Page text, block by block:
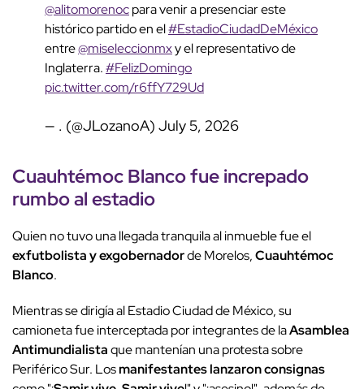
@alitomorenocpara venir a presenciar este
histórico partido en el#EstadioCiudadDeMéxico
entre@miseleccionmxy el representativo de
Inglaterra.#FelizDomingo
pic.twitter.com/r6ffY729Ud
— . (@JLozanoA) July 5, 2026
Cuauhtémoc Blancofue increpado
rumbo al estadio
Quien no tuvo una llegada tranquila al inmueble fue el
exfutbolista y exgobernadorde Morelos,Cuauhtémoc
Blanco.
Mientras se dirigía al Estadio Ciudad de México, su
camioneta fue interceptada por integrantes de laAsamblea
Antimundialistaque mantenían una protesta sobre
Periférico Sur. Losmanifestantes lanzaron consignas